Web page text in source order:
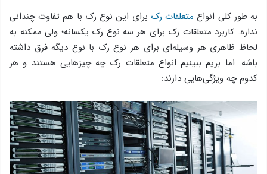
به طور کلی انواع متعلقات رک برای این نوع رک با هم تفاوت چندانی
نداره. کاربرد متعلقات رک برای هر سه نوع رک یکسانه؛ ولی ممکنه به
لحاظ ظاهری هر وسیله‌ای برای هر نوع رک با نوع دیگه فرق داشته
باشه. اما بریم ببینیم انواع متعلقات رک چه چیزهایی هستند و هر
کدوم چه ویژگی‌هایی دارند: